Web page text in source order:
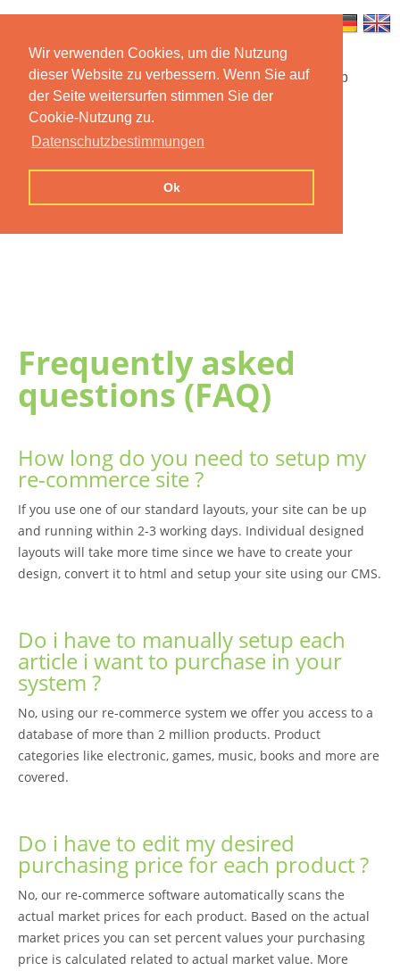
Wir verwenden Cookies, um die Nutzung
dieser Website zu verbessern. Wenn Sie auf
der Seite weitersurfen stimmen Sie der
Cookie-Nutzung zu.
Datenschutzbestimmungen
Ok
Startseite Funktionen Mobile App
Preise
Kontakt Impressum
Frequently asked
questions (FAQ)
How long do you need to setup my
re-commerce site ?
If you use one of our standard layouts, your site can be up
and running within 2-3 working days. Individual designed
layouts will take more time since we have to create your
design, convert it to html and setup your site using our CMS.
Do i have to manually setup each
article i want to purchase in your
system ?
No, using our re-commerce system we offer you access to a
database of more than 2 million products. Product
categories like electronic, games, music, books and more are
covered.
Do i have to edit my desired
purchasing price for each product ?
No, our re-commerce software automatically scans the
actual market prices for each product. Based on the actual
market prices you can set percent values your purchasing
price is calculated related to actual market value. More